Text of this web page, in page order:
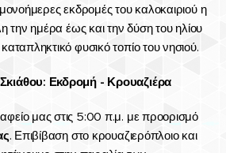
εκδρομές του καλοκαιριού η
την ημέρα έως και την δύση του ηλίου
φυσικό τοπίο του νησιού.
Εκδρομή - Κρουαζιέρα
μας στις 5:00 π.μ. με προορισμό
. Επιβίβαση στο κρουαζιερόπλοιο και